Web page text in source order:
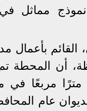
مماثل
بأعمال
أن المحطة تم
العربية للتصنيع، وتمتد على
لـ 678 مركبة تابعة